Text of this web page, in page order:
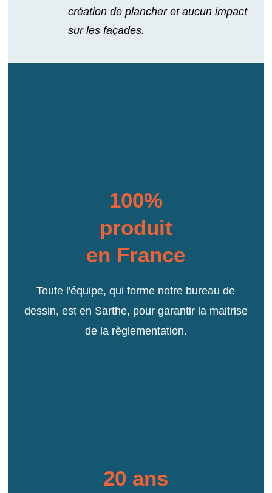
création de plancher et aucun impact
sur les façades.
100%
produit
en France
Toute l'équipe, qui forme notre bureau de
dessin, est en Sarthe, pour garantir la maitrise
de la règlementation.
20 ans